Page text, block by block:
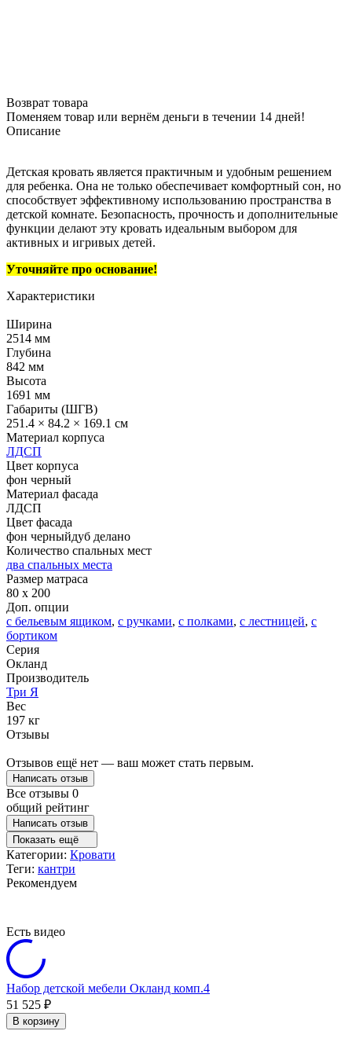
Возврат товара
Поменяем товар или вернём деньги в течении 14 дней!
Описание
Детская кровать является практичным и удобным решением
для ребенка. Она не только обеспечивает комфортный сон, но
способствует эффективному использованию пространства в
детской комнате. Безопасность, прочность и дополнительные
функции делают эту кровать идеальным выбором для
активных и игривых детей.
Уточняйте про основание!
Характеристики
Ширина
2514 мм
Глубина
842 мм
Высота
1691 мм
Габариты (ШГВ)
251.4 × 84.2 × 169.1 см
Материал корпуса
ЛДСП
Цвет корпуса
фон черный
Материал фасада
ЛДСП
Цвет фасада
фон черныйдуб делано
Количество спальных мест
два спальных места
Размер матраса
80 x 200
Доп. опции
с бельевым ящиком, с ручками, с полками, с лестницей, с
бортиком
Серия
Окланд
Производитель
Три Я
Вес
197 кг
Отзывы
Отзывов ещё нет — ваш может стать первым.
Написать отзыв
Все отзывы 0
общий рейтинг
Написать отзыв
Показать ещё
Категории: Кровати
Теги: кантри
Рекомендуем
Есть видео
Набор детской мебели Окланд комп.4
51 525 ₽
В корзину